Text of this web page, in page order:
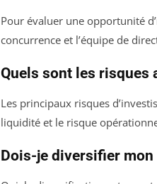
Pour évaluer une opportunité
concurrence et l’équipe de
Quels sont les risques
Les principaux risques
liquidité et le risque
Dois-je diversifier